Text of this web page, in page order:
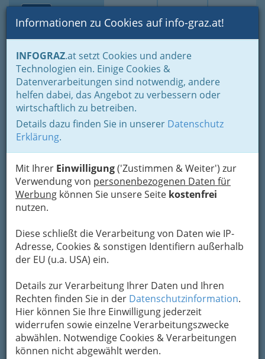
Suche Login Toggle
Informationen zu Cookies auf info-graz.at!
INFOGRAZ.at setzt Cookies und andere
Technologien ein. Einige Cookies &
Datenverarbeitungen sind notwendig, andere
helfen dabei, das Angebot zu verbessern oder
wirtschaftlich zu betreiben.
Details dazu finden Sie in unserer Datenschutz
Erklärung.
Mit Ihrer Einwilligung('Zustimmen & Weiter') zur
Verwendung von personenbezogenen Daten für
Werbung können Sie unsere Seite kostenfrei
nutzen.
Diese schließt die Verarbeitung von Daten wie IP-
Adresse, Cookies & sonstigen Identifiern außerhalb
der EU (u.a. USA) ein.
Details zur Verarbeitung Ihrer Daten und Ihren
Rechten finden Sie in der Datenschutzinformation.
Hier können Sie Ihre Einwilligung jederzeit
widerrufen sowie einzelne Verarbeitungszwecke
abwählen. Notwendige Cookies & Verarbeitungen
können nicht abgewählt werden.
Home Branchen
Freizeit & Sport
Gesellschaft - Politische Gestalter
Kind - Familie
Top Sites für Kids
Kindersoftware.at
Waltendorfer Hauptstraße 12, 8010 Graz
+43 316 426 026 - 0
+43 316 426 026 - 18
Karte
Adresse mit Google Maps anschauen